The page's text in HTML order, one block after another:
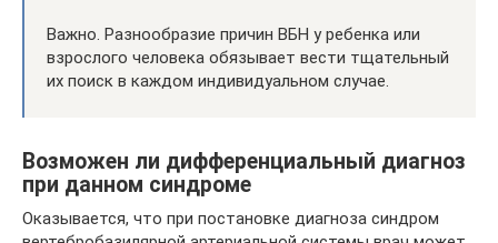
Важно. Разнообразие причин ВБН у ребенка или
взрослого человека обязывает вести тщательный
их поиск в каждом индивидуальном случае.
Возможен ли дифференциальный диагноз
при данном синдроме
Оказывается, что при постановке диагноза синдром